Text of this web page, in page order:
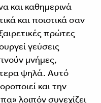
και καθημερινά
και ποιοτικά σαν
πρώτες
γεύσεις
μνήμες,
ψηλά. Αυτό
και την
λοιπόν συνεχίζει